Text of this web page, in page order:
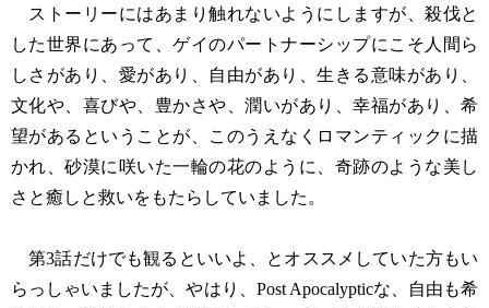
ストーリーにはあまり触れないようにしますが、殺伐と
した世界にあって、ゲイのパートナーシップにこそ人間ら
しさがあり、愛があり、自由があり、生きる意味があり、
文化や、喜びや、豊かさや、潤いがあり、幸福があり、希
望があるということが、このうえなくロマンティックに描
かれ、砂漠に咲いた一輪の花のように、奇跡のような美し
さと癒しと救いをもたらしていました。
第3話だけでも観るといいよ、とオススメしていた方もい
らっしゃいましたが、やはり、Post Apocalypticな、自由も希